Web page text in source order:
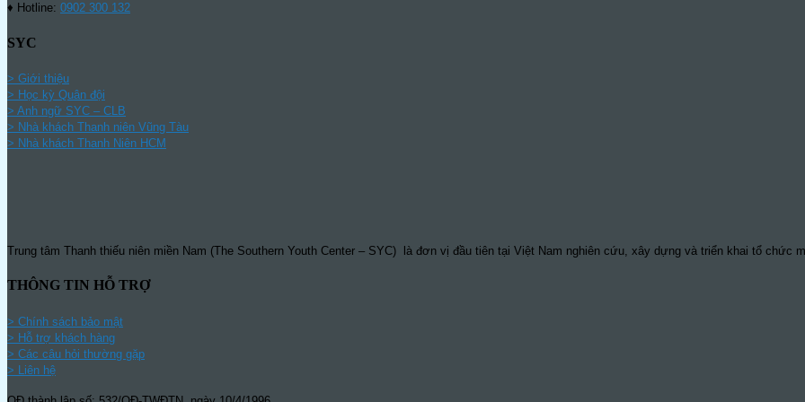
♦ Hotline: 0902 300 132
SYC
> Giới thiệu
> Học kỳ Quân đội
> Anh ngữ SYC – CLB
> Nhà khách Thanh niên Vũng Tàu
> Nhà khách Thanh Niên HCM
Trung tâm Thanh thiếu niên miền Nam (The Southern Youth Center – SYC) là đơn vị đầu tiên tại Việt Nam nghiên cứu, xây dựng và triển khai tổ chức
THÔNG TIN HỖ TRỢ
> Chính sách bảo mật
> Hỗ trợ khách hàng
> Các câu hỏi thường gặp
> Liên hệ